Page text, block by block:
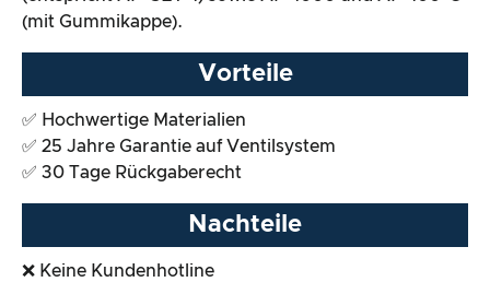
(mit Gummikappe).
Vorteile
✅ Hochwertige Materialien
✅ 25 Jahre Garantie auf Ventilsystem
✅ 30 Tage Rückgaberecht
Nachteile
❌ Keine Kundenhotline